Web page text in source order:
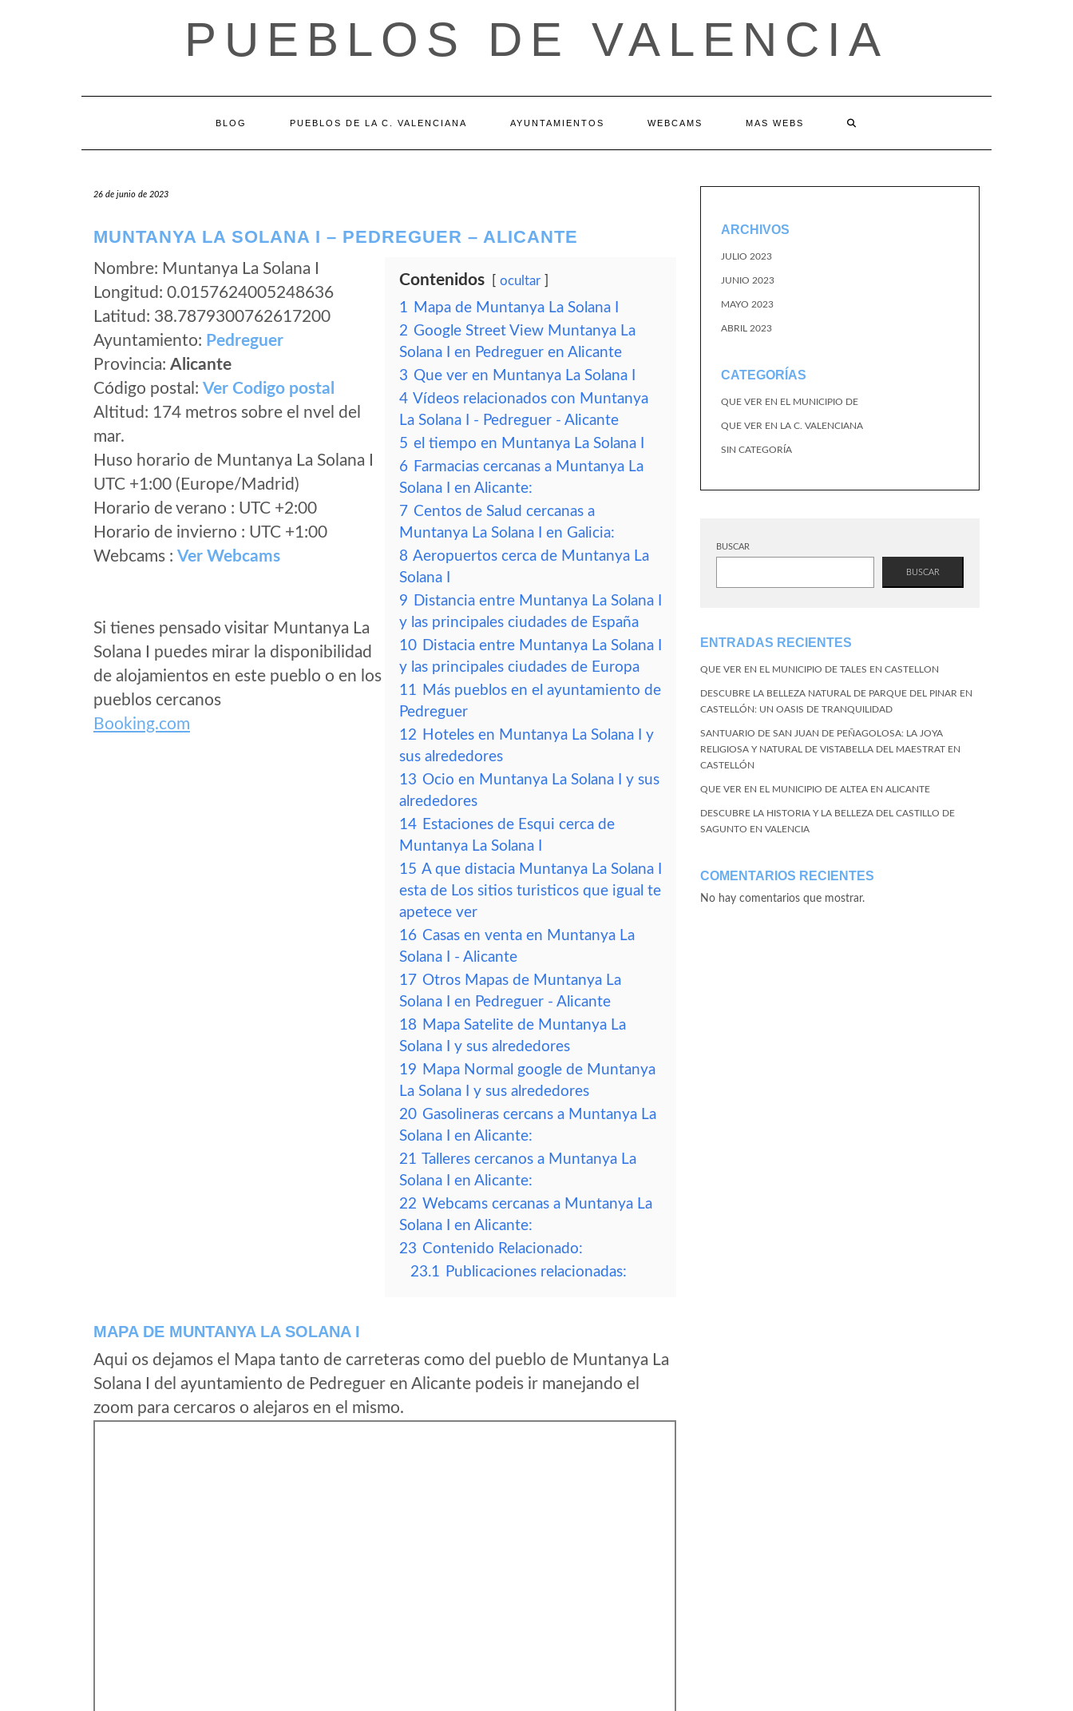
PUEBLOS DE VALENCIA
BLOG PUEBLOS DE LA C. VALENCIANA AYUNTAMIENTOS WEBCAMS MAS WEBS
26 de junio de 2023
MUNTANYA LA SOLANA I – PEDREGUER – ALICANTE
Nombre: Muntanya La Solana I
Longitud: 0.0157624005248636
Latitud: 38.7879300762617200
Ayuntamiento: Pedreguer
Provincia: Alicante
Código postal: Ver Codigo postal
Altitud: 174 metros sobre el nvel del
mar.
Huso horario de Muntanya La Solana I
UTC +1:00 (Europe/Madrid)
Horario de verano : UTC +2:00
Horario de invierno : UTC +1:00
Webcams : Ver Webcams
Si tienes pensado visitar Muntanya La
Solana I puedes mirar la disponibilidad
de alojamientos en este pueblo o en los
pueblos cercanos
Booking.com
Contenidos ocultar
1 Mapa de Muntanya La Solana I
2 Google Street View Muntanya La
Solana I en Pedreguer en Alicante
3 Que ver en Muntanya La Solana I
4 Vídeos relacionados con Muntanya
La Solana I - Pedreguer - Alicante
5 el tiempo en Muntanya La Solana I
6 Farmacias cercanas a Muntanya La
Solana I en Alicante:
7 Centos de Salud cercanas a
Muntanya La Solana I en Galicia:
8 Aeropuertos cerca de Muntanya La
Solana I
9 Distancia entre Muntanya La Solana I
y las principales ciudades de España
10 Distacia entre Muntanya La Solana I
y las principales ciudades de Europa
11 Más pueblos en el ayuntamiento de
Pedreguer
12 Hoteles en Muntanya La Solana I y
sus alrededores
13 Ocio en Muntanya La Solana I y sus
alrededores
14 Estaciones de Esqui cerca de
Muntanya La Solana I
15 A que distacia Muntanya La Solana I
esta de Los sitios turisticos que igual te
apetece ver
16 Casas en venta en Muntanya La
Solana I - Alicante
17 Otros Mapas de Muntanya La
Solana I en Pedreguer - Alicante
18 Mapa Satelite de Muntanya La
Solana I y sus alrededores
19 Mapa Normal google de Muntanya
La Solana I y sus alrededores
20 Gasolineras cercans a Muntanya La
Solana I en Alicante:
21 Talleres cercanos a Muntanya La
Solana I en Alicante:
22 Webcams cercanas a Muntanya La
Solana I en Alicante:
23 Contenido Relacionado:
23.1 Publicaciones relacionadas:
MAPA DE MUNTANYA LA SOLANA I
Aqui os dejamos el Mapa tanto de carreteras como del pueblo de Muntanya La
Solana I del ayuntamiento de Pedreguer en Alicante podeis ir manejando el
zoom para cercaros o alejaros en el mismo.
ARCHIVOS
JULIO 2023
JUNIO 2023
MAYO 2023
ABRIL 2023
CATEGORÍAS
QUE VER EN EL MUNICIPIO DE
QUE VER EN LA C. VALENCIANA
SIN CATEGORÍA
BUSCAR
BUSCAR
ENTRADAS RECIENTES
QUE VER EN EL MUNICIPIO DE TALES EN CASTELLON
DESCUBRE LA BELLEZA NATURAL DE PARQUE DEL PINAR EN
CASTELLÓN: UN OASIS DE TRANQUILIDAD
SANTUARIO DE SAN JUAN DE PEÑAGOLOSA: LA JOYA
RELIGIOSA Y NATURAL DE VISTABELLA DEL MAESTRAT EN
CASTELLÓN
QUE VER EN EL MUNICIPIO DE ALTEA EN ALICANTE
DESCUBRE LA HISTORIA Y LA BELLEZA DEL CASTILLO DE
SAGUNTO EN VALENCIA
COMENTARIOS RECIENTES
No hay comentarios que mostrar.